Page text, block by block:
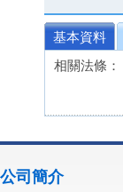
基本資料
相關法條：
公司簡介